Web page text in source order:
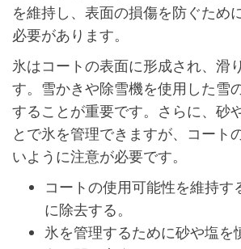
を維持し、表面の損傷を防ぐため
必要があります。
氷はコートの表面に形成され、滑
す。雪かきや除雪機を使用した雪
することが重要です。さらに、砂
とで氷を管理できますが、コート
いように注意が必要です。
コートの使用可能性を維持す
に除去する。
氷を管理するために砂や塩を